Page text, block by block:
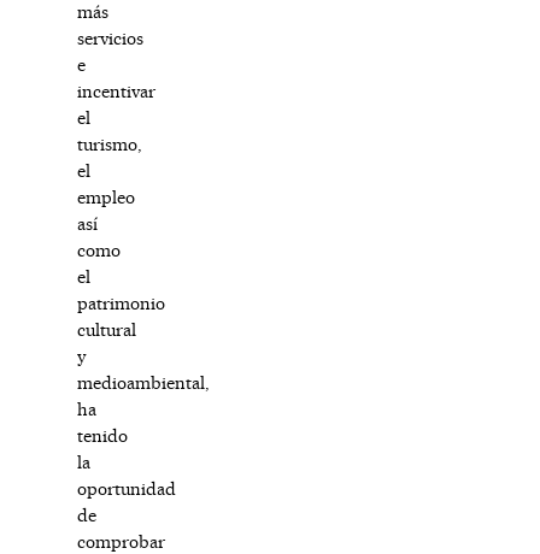
más
servicios
e
incentivar
el
turismo,
el
empleo
así
como
el
patrimonio
cultural
y
medioambiental,
ha
tenido
la
oportunidad
de
comprobar